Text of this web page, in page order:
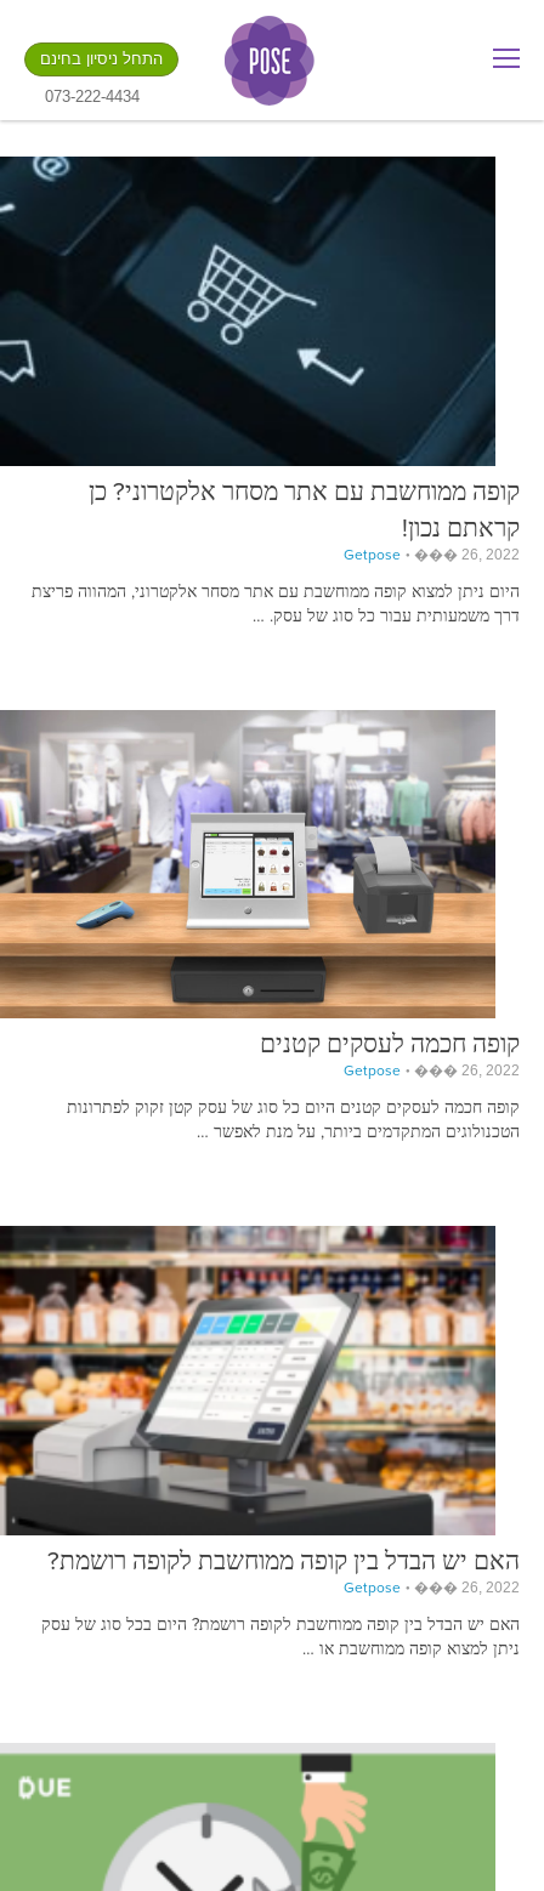
.gotpose.com
התחל ניסיון בחינם
073-222-4434
קופה ממוחשבת עם אתר מסחר אלקטרוני? כן
קראתם נכון!
Getpose ��� 26, 2022
היום ניתן למצוא קופה ממוחשבת עם אתר מסחר אלקטרוני, המהווה פריצת
דרך משמעותית עבור כל סוג של עסק. …
קופה חכמה לעסקים קטנים
Getpose ��� 26, 2022
קופה חכמה לעסקים קטנים היום כל סוג של עסק קטן זקוק לפתרונות
הטכנולוגים המתקדמים ביותר, על מנת לאפשר …
האם יש הבדל בין קופה ממוחשבת לקופה רושמת?
Getpose ��� 26, 2022
האם יש הבדל בין קופה ממוחשבת לקופה רושמת? היום בכל סוג של עסק
ניתן למצוא קופה ממוחשבת או …